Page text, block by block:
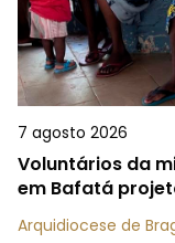
7 agosto 2026
Voluntários da
em Bafatá
Arquidiocese de